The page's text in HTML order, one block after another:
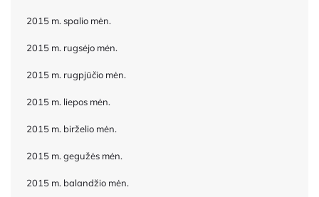
2015 m. spalio mėn.
2015 m. rugsėjo mėn.
2015 m. rugpjūčio mėn.
2015 m. liepos mėn.
2015 m. birželio mėn.
2015 m. gegužės mėn.
2015 m. balandžio mėn.